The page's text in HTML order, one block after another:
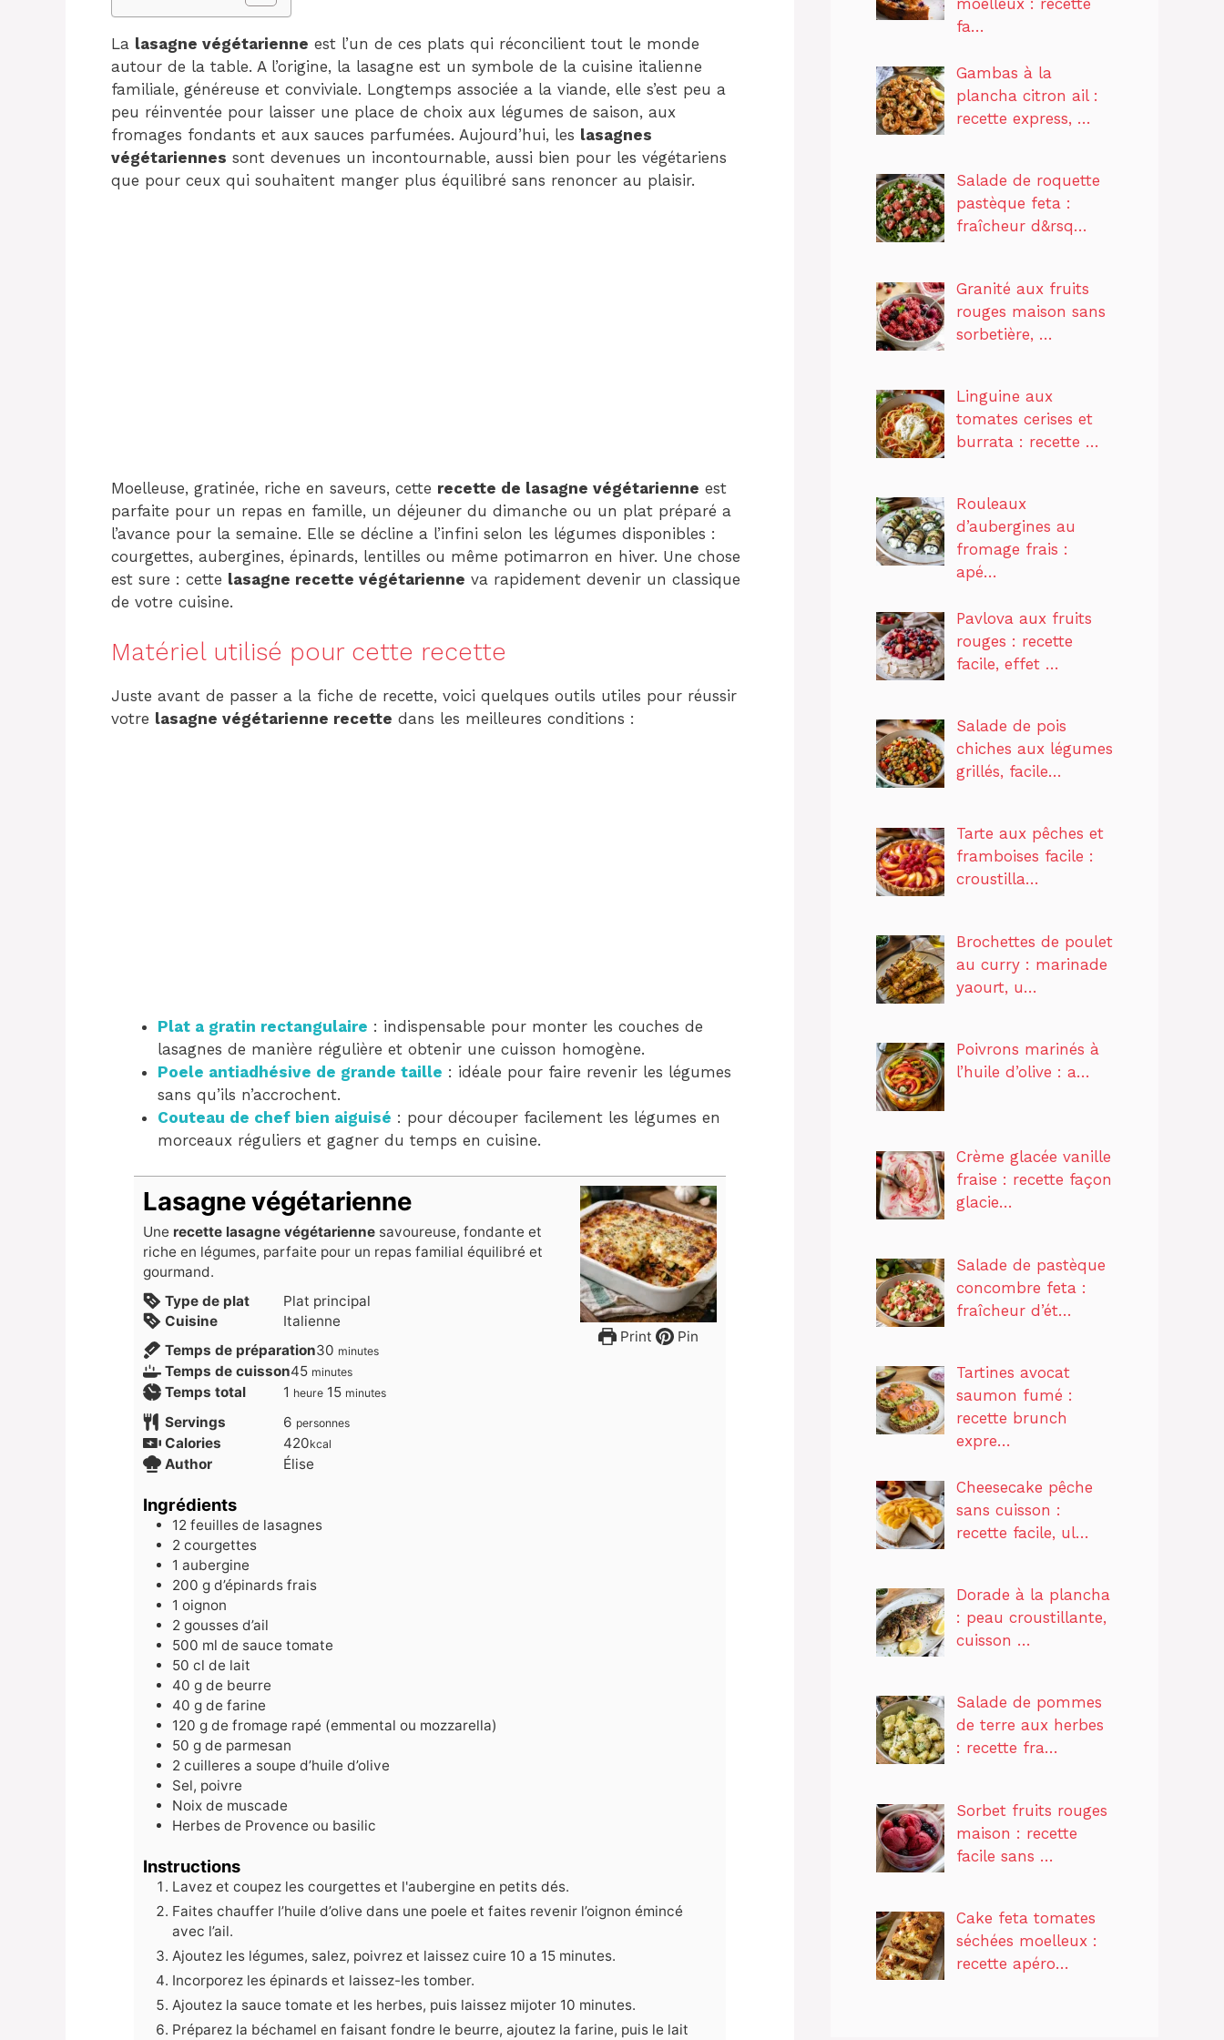
La lasagne végétarienne est l’un de ces plats qui réconcilient tout le monde
autour de la table. A l’origine, la lasagne est un symbole de la cuisine italienne
familiale, généreuse et conviviale. Longtemps associée a la viande, elle s’est peu a
peu réinventée pour laisser une place de choix aux légumes de saison, aux
fromages fondants et aux sauces parfumées. Aujourd’hui, les lasagnes
végétariennes sont devenues un incontournable, aussi bien pour les végétariens
que pour ceux qui souhaitent manger plus équilibré sans renoncer au plaisir.
Moelleuse, gratinée, riche en saveurs, cette recette de lasagne végétarienne est
parfaite pour un repas en famille, un déjeuner du dimanche ou un plat préparé a
l’avance pour la semaine. Elle se décline a l’infini selon les légumes disponibles :
courgettes, aubergines, épinards, lentilles ou même potimarron en hiver. Une chose
est sure : cette lasagne recette végétarienne va rapidement devenir un classique
de votre cuisine.
Matériel utilisé pour cette recette
Juste avant de passer a la fiche de recette, voici quelques outils utiles pour réussir
votre lasagne végétarienne recette dans les meilleures conditions :
Plat a gratin rectangulaire : indispensable pour monter les couches de
lasagnes de manière régulière et obtenir une cuisson homogène.
Poele antiadhésive de grande taille : idéale pour faire revenir les légumes
sans qu’ils n’accrochent.
Couteau de chef bien aiguisé : pour découper facilement les légumes en
morceaux réguliers et gagner du temps en cuisine.
Print Pin
Lasagne végétarienne
Une recette lasagne végétarienne savoureuse, fondante et
riche en légumes, parfaite pour un repas familial équilibré et
gourmand.
Type de plat
Plat principal
Cuisine
Italienne
Temps de préparation30minutes
minutes
Temps de cuisson45minutes
minutes
Temps total 1 heure
heure 15minutes
minutes
Servings 6 personnes
Calories 420kcal
Author Élise
Ingrédients
12 feuilles de lasagnes
2 courgettes
1 aubergine
200 g d’épinards frais
1 oignon
2 gousses d’ail
500 ml de sauce tomate
50 cl de lait
40 g de beurre
40 g de farine
120 g de fromage rapé (emmental ou mozzarella)
50 g de parmesan
2 cuilleres a soupe d’huile d’olive
Sel, poivre
Noix de muscade
Herbes de Provence ou basilic
Instructions
Lavez et coupez les courgettes et l'aubergine en petits dés.
Faites chauffer l’huile d’olive dans une poele et faites revenir l’oignon émincé
avec l’ail.
Ajoutez les légumes, salez, poivrez et laissez cuire 10 a 15 minutes.
Incorporez les épinards et laissez-les tomber.
Ajoutez la sauce tomate et les herbes, puis laissez mijoter 10 minutes.
Préparez la béchamel en faisant fondre le beurre, ajoutez la farine, puis le lait
moelleux : recette
fa…
Gambas à la
plancha citron ail :
recette express, …
Salade de roquette
pastèque feta :
fraîcheur d&rsq…
Granité aux fruits
rouges maison sans
sorbetière, …
Linguine aux
tomates cerises et
burrata : recette …
Rouleaux
d’aubergines au
fromage frais :
apé…
Pavlova aux fruits
rouges : recette
facile, effet …
Salade de pois
chiches aux légumes
grillés, facile…
Tarte aux pêches et
framboises facile :
croustilla…
Brochettes de poulet
au curry : marinade
yaourt, u…
Poivrons marinés à
l’huile d’olive : a…
Crème glacée vanille
fraise : recette façon
glacie…
Salade de pastèque
concombre feta :
fraîcheur d’ét…
Tartines avocat
saumon fumé :
recette brunch
expre…
Cheesecake pêche
sans cuisson :
recette facile, ul…
Dorade à la plancha
: peau croustillante,
cuisson …
Salade de pommes
de terre aux herbes
: recette fra…
Sorbet fruits rouges
maison : recette
facile sans …
Cake feta tomates
séchées moelleux :
recette apéro…